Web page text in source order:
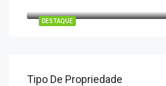
DESTAQUE
Tipo De Propriedade